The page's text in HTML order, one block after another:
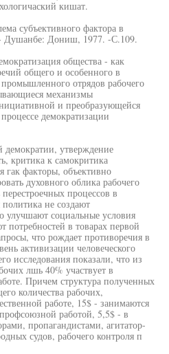
кишат.
субъективного фактора в
- Душанбе: Дониш, 1977. -С.109.
общества - как
общего и особенного в
отрядов рабочего
механизмы
и преобразующейся
демократизации
демократии, утверждение
критика к самокритика
гак факторы, объективно
духовного облика рабочего
процессов в
не создают
улучшают социальные условия
потребностей в товарах первой
что рождает противоречия в
активизации человеческого
исследования показали, что из
лшь 40% участвует в
Причем структура полученных
количества рабочих,
работе, 15$ - занимаются
работой, 5,5$ - в
пропагандистами, агитатор-
судов, рабочего контроля п